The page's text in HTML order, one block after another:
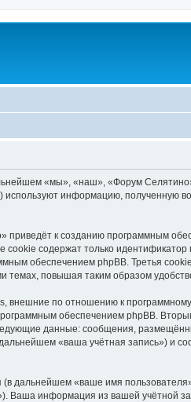
«мы», «наш», «Форум
информацию, полученную
к созданию программным
содержат только
обеспечением phpBB. Третья
темах, повышая таким образом
по отношению к
обеспечением phpBB.
данные: сообщения,
«ваша учётная запись») и
дальнейшем «ваше имя
информация из вашей учётной